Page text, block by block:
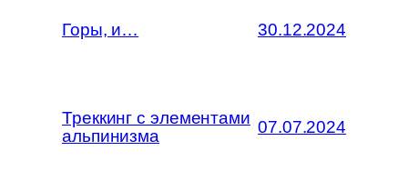
Горы, и… 30.12.2024
Треккинг с элементами
альпинизма
07.07.2024